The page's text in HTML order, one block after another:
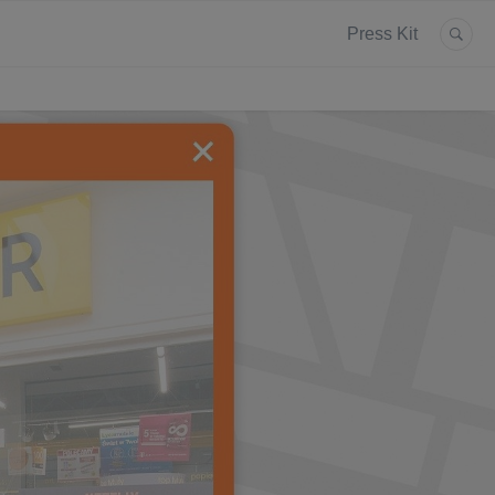
Press Kit